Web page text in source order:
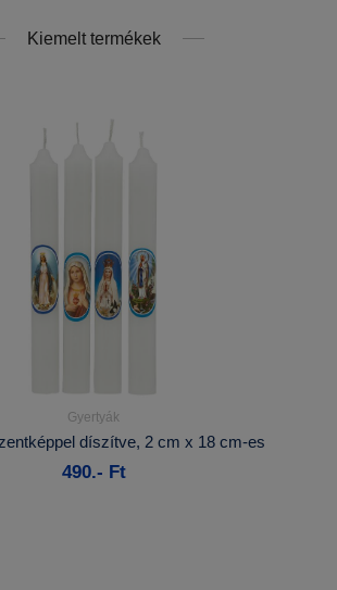
Kiemelt termékek
Részletek...
Kosárba
Gyertyák
díszítve, 2 cm x 18 cm-es
490.- Ft